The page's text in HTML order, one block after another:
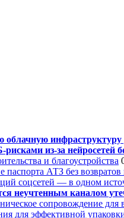
инфраструктуру
из-за нейросетей
и благоустройства
АТЗ без возвратов
соцсетей — в одном
неучтенным каналом
сопровождение для
для эффективной